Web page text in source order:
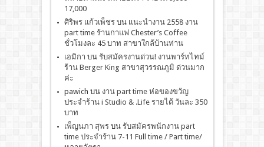
17,000
ศิริพร แก้วเพ็ชรบน เเนะนำงาน 2558 งาน
part time ร้านกาแฟ Chester’s Coffee
ชั่วโมงละ 45 บาท สาขาใกล้บ้านท่าน
เอมิกา บน รับสมัครงานด่วน! งานพาร์ทไทม์
ร้าน Berger King สาขาสุวรรณภูมิ ด่วนมาก
ค่ะ
pawich บน งาน part time ห่อของขวัญ
ประจำร้าน i Studio & .Life รายได้ วันละ 350
บาท
เพ็ญนภา สุพรบน รับสมัครพนักงาน part
time ประจำร้าน 7-11 Full time / Part time/